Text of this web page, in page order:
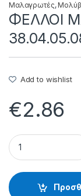
Μαλαγρωτές,
ΦΕΛΛΟΙ
Add to wishlist
€2.86
ΦΕΛΛΟΙ